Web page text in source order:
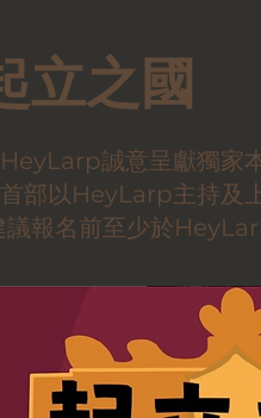
立之國
誠意呈獻獨家
部以HeyLarp主持及
議報名前至少於